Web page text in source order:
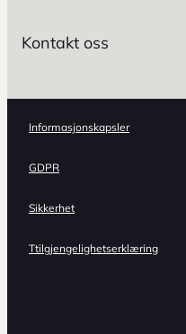
Kontakt oss
Informasjonskapsler
GDPR
Sikkerhet
Ttilgjengelighetserklæring